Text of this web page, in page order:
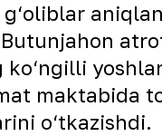
maktabida
o‘tkazishdi.